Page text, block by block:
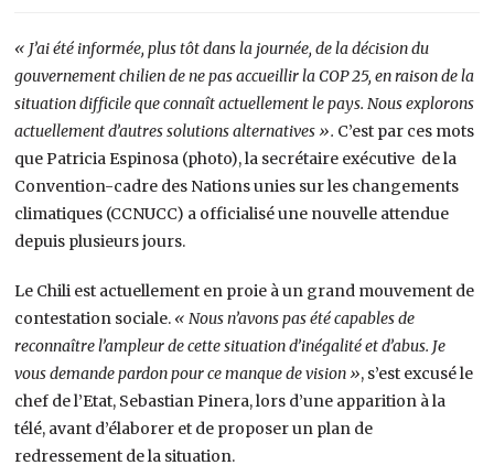
« J’ai été informée, plus tôt dans la journée, de la décision du
gouvernement chilien de ne pas accueillir la COP 25, en raison de la
situation difficile que connaît actuellement le pays. Nous explorons
actuellement d’autres solutions alternatives ». C’est par ces mots
que Patricia Espinosa (photo), la secrétaire exécutive de la
Convention-cadre des Nations unies sur les changements
climatiques (CCNUCC) a officialisé une nouvelle attendue
depuis plusieurs jours.
Le Chili est actuellement en proie à un grand mouvement de
contestation sociale. « Nous n’avons pas été capables de
reconnaître l’ampleur de cette situation d’inégalité et d’abus. Je
vous demande pardon pour ce manque de vision », s’est excusé le
chef de l’Etat, Sebastian Pinera, lors d’une apparition à la
télé, avant d’élaborer et de proposer un plan de
redressement de la situation.